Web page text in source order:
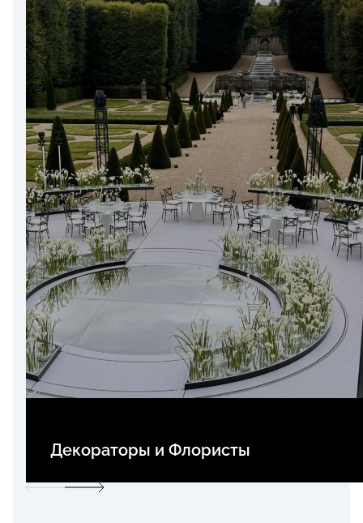
Декораторы и Флористы